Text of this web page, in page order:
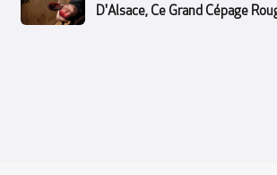
D'Alsace, Ce Grand Cépage